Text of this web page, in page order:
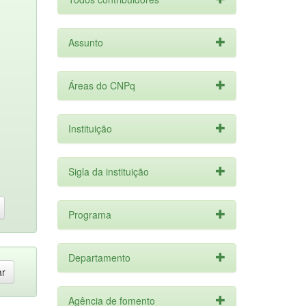
Assunto
Áreas do CNPq
Instituição
Sigla da instituição
Programa
Departamento
Agência de fomento